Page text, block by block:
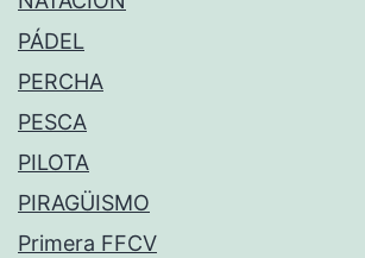
PÁDEL
PERCHA
PESCA
PILOTA
PIRAGÜISMO
Primera FFCV